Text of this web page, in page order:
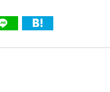
ら記者としてまた起業家としてITス
ーやEU等でのスタートアップを経